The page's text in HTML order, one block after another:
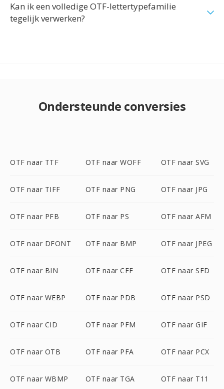
Kan ik een volledige OTF-lettertypefamilie
tegelijk verwerken?
Ondersteunde conversies
OTF naar TTF OTF naar WOFF OTF naar SVG
OTF naar TIFF OTF naar PNG OTF naar JPG
OTF naar PFB OTF naar PS OTF naar AFM
OTF naar DFONT OTF naar BMP OTF naar JPEG
OTF naar BIN OTF naar CFF OTF naar SFD
OTF naar WEBP OTF naar PDB OTF naar PSD
OTF naar CID OTF naar PFM OTF naar GIF
OTF naar OTB OTF naar PFA OTF naar PCX
OTF naar WBMP OTF naar TGA OTF naar T11